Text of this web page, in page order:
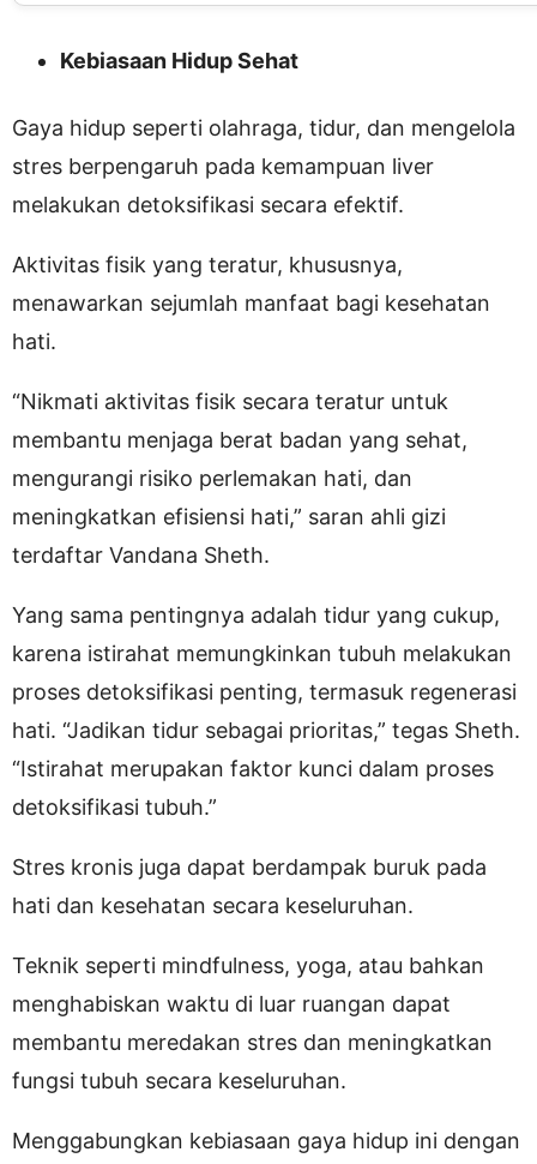
Kebiasaan Hidup Sehat
Gaya hidup seperti olahraga, tidur, dan mengelola
stres berpengaruh pada kemampuan liver
melakukan detoksifikasi secara efektif.
Aktivitas fisik yang teratur, khususnya,
menawarkan sejumlah manfaat bagi kesehatan
hati.
“Nikmati aktivitas fisik secara teratur untuk
membantu menjaga berat badan yang sehat,
mengurangi risiko perlemakan hati, dan
meningkatkan efisiensi hati,” saran ahli gizi
terdaftar Vandana Sheth.
Yang sama pentingnya adalah tidur yang cukup,
karena istirahat memungkinkan tubuh melakukan
proses detoksifikasi penting, termasuk regenerasi
hati. “Jadikan tidur sebagai prioritas,” tegas Sheth.
“Istirahat merupakan faktor kunci dalam proses
detoksifikasi tubuh.”
Stres kronis juga dapat berdampak buruk pada
hati dan kesehatan secara keseluruhan.
Teknik seperti mindfulness, yoga, atau bahkan
menghabiskan waktu di luar ruangan dapat
membantu meredakan stres dan meningkatkan
fungsi tubuh secara keseluruhan.
Menggabungkan kebiasaan gaya hidup ini dengan